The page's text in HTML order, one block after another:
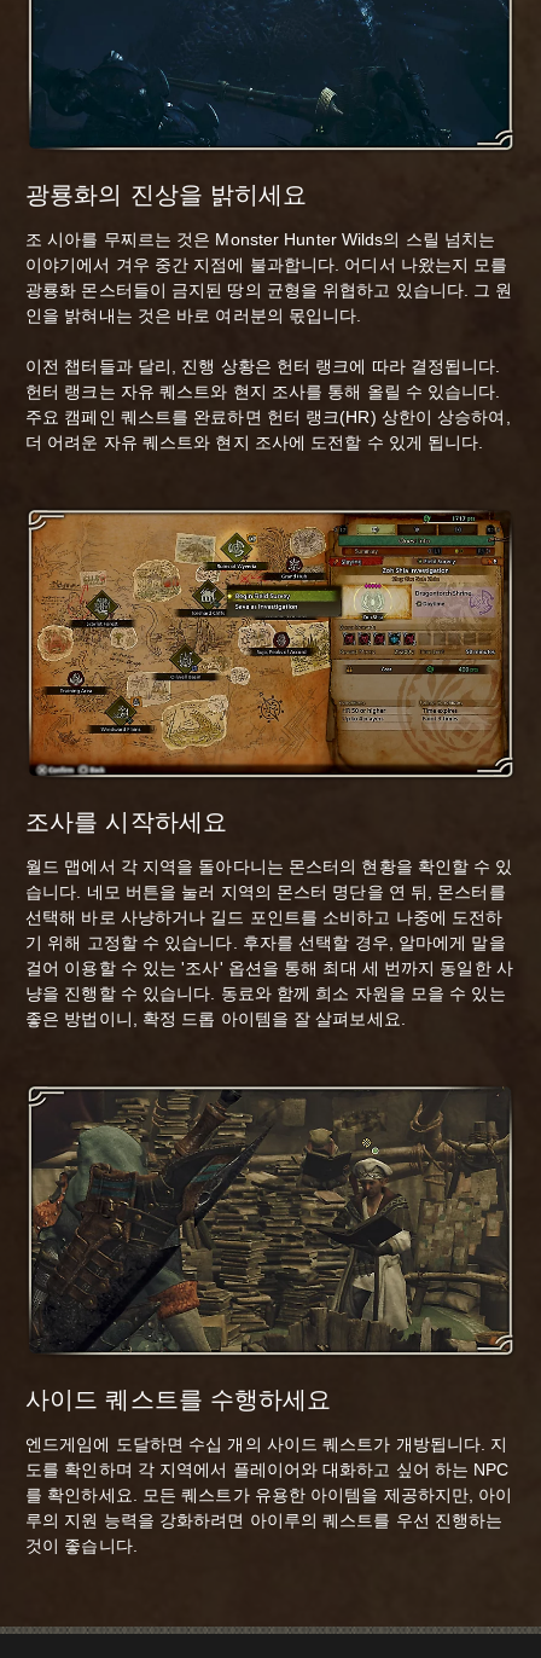
광룡화의 진상을 밝히세요
조 시아를 무찌르는 것은 Monster Hunter Wilds의 스릴 넘치는
이야기에서 겨우 중간 지점에 불과합니다. 어디서 나왔는지 모를
광룡화 몬스터들이 금지된 땅의 균형을 위협하고 있습니다. 그 원
인을 밝혀내는 것은 바로 여러분의 몫입니다.
이전 챕터들과 달리, 진행 상황은 헌터 랭크에 따라 결정됩니다.
헌터 랭크는 자유 퀘스트와 현지 조사를 통해 올릴 수 있습니다.
주요 캠페인 퀘스트를 완료하면 헌터 랭크(HR) 상한이 상승하여,
더 어려운 자유 퀘스트와 현지 조사에 도전할 수 있게 됩니다.
조사를 시작하세요
월드 맵에서 각 지역을 돌아다니는 몬스터의 현황을 확인할 수 있
습니다. 네모 버튼을 눌러 지역의 몬스터 명단을 연 뒤, 몬스터를
선택해 바로 사냥하거나 길드 포인트를 소비하고 나중에 도전하
기 위해 고정할 수 있습니다. 후자를 선택할 경우, 알마에게 말을
걸어 이용할 수 있는 '조사' 옵션을 통해 최대 세 번까지 동일한 사
냥을 진행할 수 있습니다. 동료와 함께 희소 자원을 모을 수 있는
좋은 방법이니, 확정 드롭 아이템을 잘 살펴보세요.
사이드 퀘스트를 수행하세요
엔드게임에 도달하면 수십 개의 사이드 퀘스트가 개방됩니다. 지
도를 확인하며 각 지역에서 플레이어와 대화하고 싶어 하는 NPC
를 확인하세요. 모든 퀘스트가 유용한 아이템을 제공하지만, 아이
루의 지원 능력을 강화하려면 아이루의 퀘스트를 우선 진행하는
것이 좋습니다.